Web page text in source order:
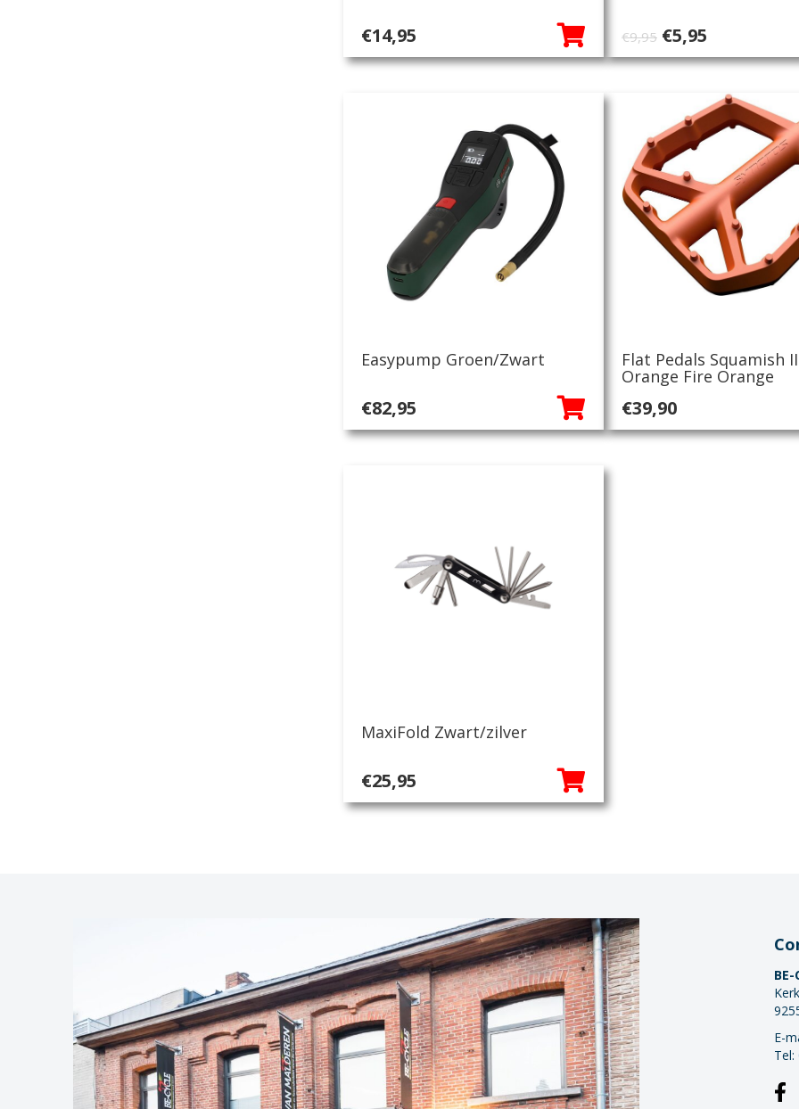
€14,95 €9,95
prijs
€9,95.
€5,95Huidige
prijs
€5,95.
Easypump Groen/Zwart
€82,95
Flat Pedals Squamish
Orange Fire Orange
€39,90
MaxiFold Zwart/zilver
€25,95
E-
Tel: